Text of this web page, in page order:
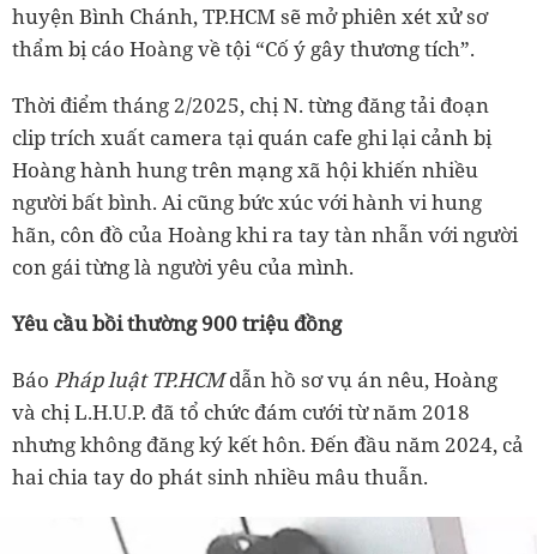
huyện Bình Chánh, TP.HCM sẽ mở phiên xét xử sơ
thẩm bị cáo Hoàng về tội “Cố ý gây thương tích”.
Thời điểm tháng 2/2025, chị N. từng đăng tải đoạn
clip trích xuất camera tại quán cafe ghi lại cảnh bị
Hoàng hành hung trên mạng xã hội khiến nhiều
người bất bình. Ai cũng bức xúc với hành vi hung
hãn, côn đồ của Hoàng khi ra tay tàn nhẫn với người
con gái từng là người yêu của mình.
Yêu cầu bồi thường 900 triệu đồng
Báo Pháp luật TP.HCMdẫn hồ sơ vụ án nêu, Hoàng
và chị L.H.U.P. đã tổ chức đám cưới từ năm 2018
nhưng không đăng ký kết hôn. Đến đầu năm 2024, cả
hai chia tay do phát sinh nhiều mâu thuẫn.